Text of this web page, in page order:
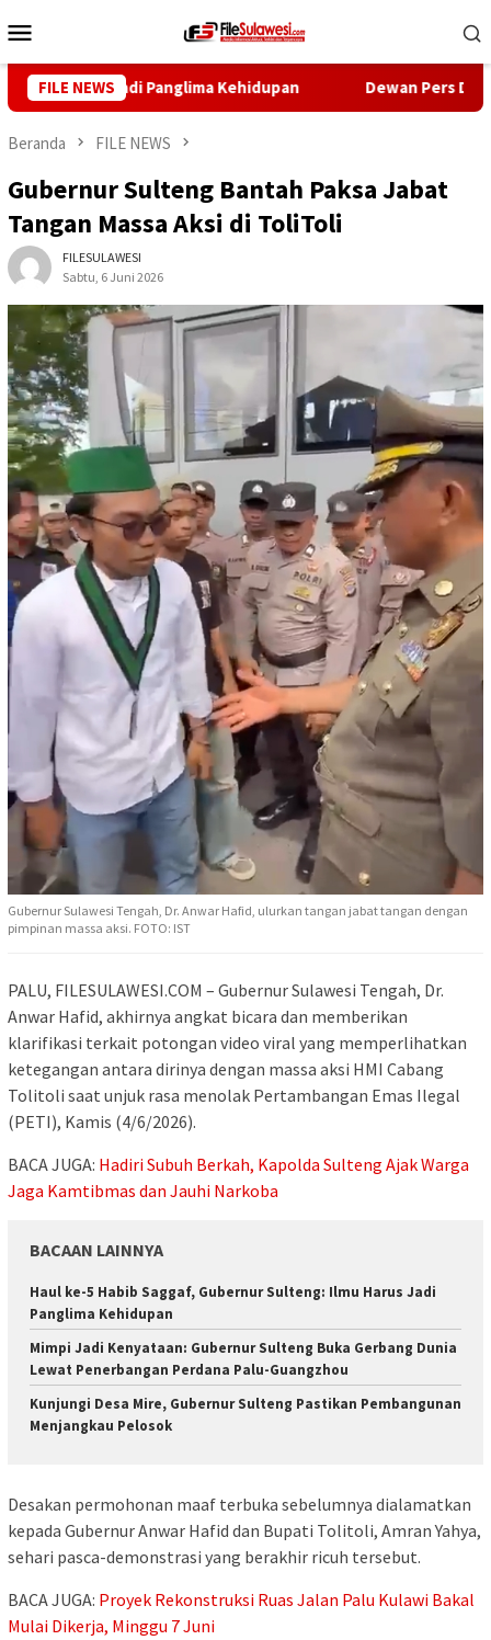
ke
Mobile
FILE NEWS
Jadi Panglima Kehidupan Dewan Pers Dorong
Beranda FILE NEWS
Gubernur Sulteng Bantah Paksa Jabat
Tangan Massa Aksi di ToliToli
FILESULAWESI
Sabtu, 6 Juni 2026
Gubernur Sulawesi Tengah, Dr. Anwar Hafid, ulurkan tangan jabat tangan dengan
pimpinan massa aksi. FOTO: IST
PALU, FILESULAWESI.COM – Gubernur Sulawesi Tengah, Dr.
Anwar Hafid, akhirnya angkat bicara dan memberikan
klarifikasi terkait potongan video viral yang memperlihatkan
ketegangan antara dirinya dengan massa aksi HMI Cabang
Tolitoli saat unjuk rasa menolak Pertambangan Emas Ilegal
(PETI), Kamis (4/6/2026).
BACA JUGA: Hadiri Subuh Berkah, Kapolda Sulteng Ajak Warga
Jaga Kamtibmas dan Jauhi Narkoba
BACAAN LAINNYA
Haul ke-5 Habib Saggaf, Gubernur Sulteng: Ilmu Harus Jadi
Panglima Kehidupan
Mimpi Jadi Kenyataan: Gubernur Sulteng Buka Gerbang Dunia
Lewat Penerbangan Perdana Palu-Guangzhou
Kunjungi Desa Mire, Gubernur Sulteng Pastikan Pembangunan
Menjangkau Pelosok
Desakan permohonan maaf terbuka sebelumnya dialamatkan
kepada Gubernur Anwar Hafid dan Bupati Tolitoli, Amran Yahya,
sehari pasca-demonstrasi yang berakhir ricuh tersebut.
BACA JUGA: Proyek Rekonstruksi Ruas Jalan Palu Kulawi Bakal
Mulai Dikerja, Minggu 7 Juni